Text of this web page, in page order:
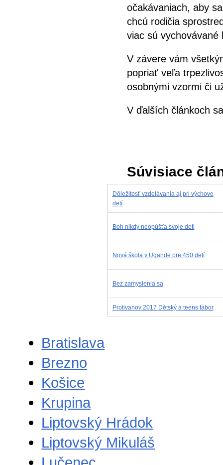
očakávaniach, aby
chcú rodičia
viac sú
V závere vám
popriať veľa
osobnými vzormi či
V ďalších článkoch
Súvisiace
Dôležitosť vzdelávania aj pri výchove
detí
Boh nikdy neopúšťa svoje deti
Nová škola v Ugande pre 450 detí
Bez zamyslenia sa
Protivanov 2017 Dětský a teens tábor
Bratislava
Brezno
Košice
Krupina
Liptovský Hrádok
Liptovský Mikuláš